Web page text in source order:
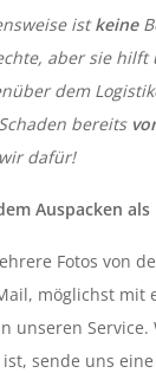
istkeine
aber sie
dem
bereits
dafür!
Auspacken
Fotos von
möglichst mit
unseren
sende uns